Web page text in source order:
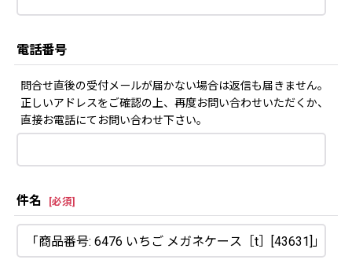
電話番号
問合せ直後の受付メールが届かない場合は返信も届きません。
正しいアドレスをご確認の上、再度お問い合わせいただくか、
直接お電話にてお問い合わせ下さい。
件名 [必須]